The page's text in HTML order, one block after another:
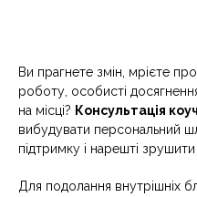
Ви прагнете змін, мрієте
роботу, особисті
на місці? Консультація
вибудувати персональний
підтримку і нарешті
Для подолання внутрішніх